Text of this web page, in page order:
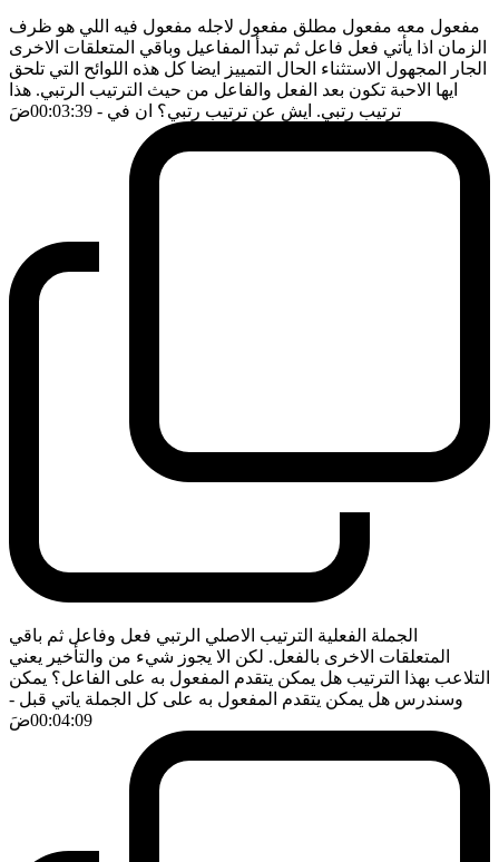
مفعول معه مفعول مطلق مفعول لاجله مفعول فيه اللي هو ظرف
الزمان اذا يأتي فعل فاعل ثم تبدأ المفاعيل وباقي المتعلقات الاخرى
الجار المجهول الاستثناء الحال التمييز ايضا كل هذه اللوائح التي تلحق
ايها الاحبة تكون بعد الفعل والفاعل من حيث الترتيب الرتبي. هذا
ترتيب رتبي. ايش عن ترتيب رتبي؟ ان في - 00:03:39 ضَ
الجملة الفعلية الترتيب الاصلي الرتبي فعل وفاعل ثم باقي
المتعلقات الاخرى بالفعل. لكن الا يجوز شيء من والتأخير يعني
التلاعب بهذا الترتيب هل يمكن يتقدم المفعول به على الفاعل؟ يمكن
وسندرس هل يمكن يتقدم المفعول به على كل الجملة ياتي قبل -
00:04:09ضَ